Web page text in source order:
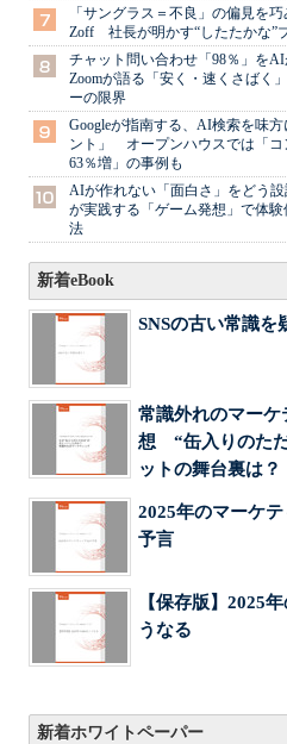
「サングラス＝不良」の偏見を
Zoff 社長が明かす“したたかな”
チャット問い合わせ「98％」を
Zoomが語る「安く・速くさばく
ーの限界
Googleが指南する、AI検索を味方
ント」 オープンハウスでは「コ
63％増」の事例も
AIが作れない「面白さ」をどう
が実践する「ゲーム発想」で体
法
新着eBook
SNSの古い常識を
常識外れのマーケ
想 “缶入りのた
ットの舞台裏は？
2025年のマーケ
予言
【保存版】2025
うなる
新着ホワイトペーパー